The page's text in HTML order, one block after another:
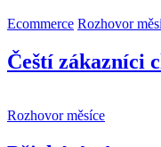
Ecommerce Rozhovor
Čeští zákazníci
Rozhovor měsíce